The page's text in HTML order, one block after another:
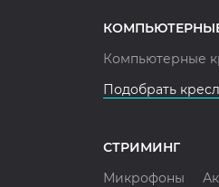
Компьютерные
Подобрать
СТРИМИНГ
Микрофоны